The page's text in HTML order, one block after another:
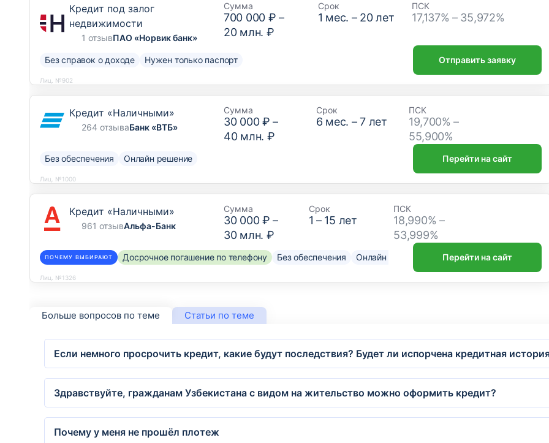
Кредит под залог
недвижимости
1 отзывПАО «Норвик банк»
Сумма
700 000 ₽ –
20 млн. ₽
Срок
1 мес. – 20лет
ПСК
17,137% – 35,972%
Без справок о доходе Нужен только паспорт Отправить заявку
Лиц. №902
Кредит «Наличными»
264 отзываБанк «ВТБ»
Сумма
30 000 ₽ –
40 млн. ₽
Срок
6 мес. –7лет
ПСК
19,700% –
55,900%
Без обеспечения Онлайн решение Перейти на сайт
Лиц. №1000
Кредит «Наличными»
961 отзывАльфа-Банк
Сумма
30 000 ₽ –
30 млн. ₽
Срок
1 – 15 лет
ПСК
18,990% –
53,999%
ПОЧЕМУ ВЫБИРАЮТ Досрочное погашение по телефону Без обеспечения Онлайн решение Нужен только паспорт
Перейти на сайт
Лиц. №1326
Больше вопросов по теме Статьи по теме
Если немного просрочить кредит, какие будут последствия? Будет ли испорчена кредитная
Здравствуйте, гражданам Узбекистана с видом на жительство можно оформить кредит?
Почему у меня не прошёл плотеж